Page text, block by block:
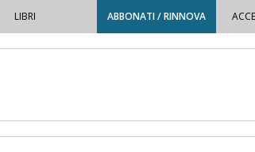
LIBRI ABBONATI / RINNOVA